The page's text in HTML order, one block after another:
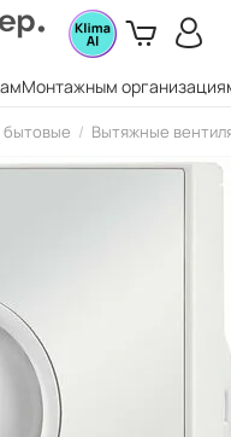
Монтажным
бытовые / Вытяжные